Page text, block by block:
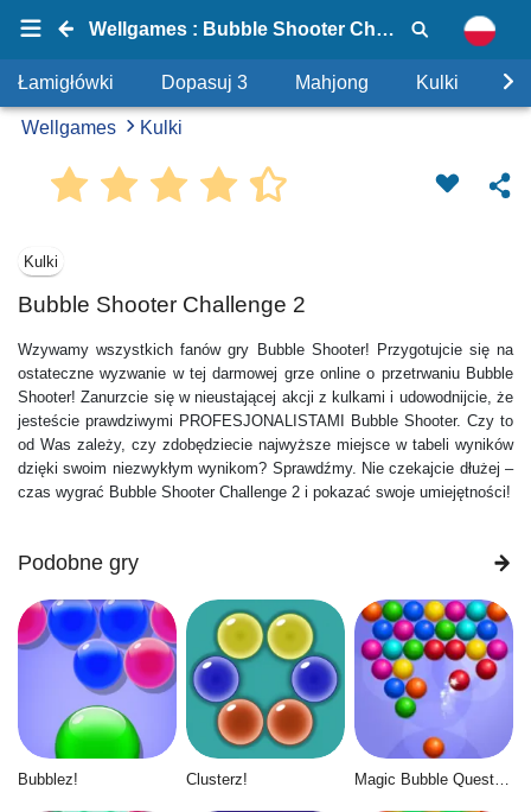
Wellgames : Bubble Shooter Challenge 2
Łamigłówki Dopasuj 3 Mahjong Kulki
Wellgames Kulki
Kulki
Bubble Shooter Challenge 2
Wzywamy wszystkich fanów gry Bubble Shooter! Przygotujcie się na
ostateczne wyzwanie w tej darmowej grze online o przetrwaniu Bubble
Shooter! Zanurzcie się w nieustającej akcji z kulkami i udowodnijcie, że
jesteście prawdziwymi PROFESJONALISTAMI Bubble Shooter. Czy to
od Was zależy, czy zdobędziecie najwyższe miejsce w tabeli wyników
dzięki swoim niezwykłym wynikom? Sprawdźmy. Nie czekajcie dłużej –
czas wygrać Bubble Shooter Challenge 2 i pokazać swoje umiejętności!
Podobne gry
Bubblez! Clusterz! Magic Bubble Quest: Classic